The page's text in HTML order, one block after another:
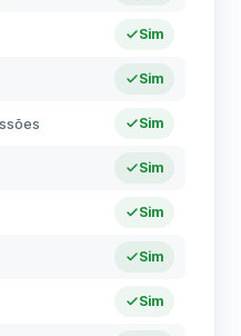
Sim
Sim
Sim
Sim
Sim
Sim
Sim